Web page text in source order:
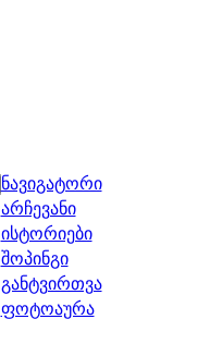
ნავიგატორი
არჩევანი
ისტორიები
შოპინგი
განტვირთვა
ფოტოაურა